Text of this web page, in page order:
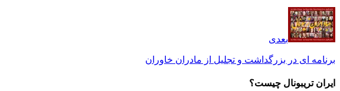
بعدی
برنامه ای در بزرگداشت و تجلیل از مادران خاوران
ایران تریبونال چیست؟